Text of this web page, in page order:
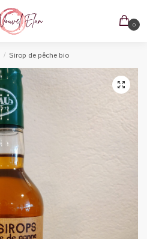
0
/ Sirop de pêche bio
🔍